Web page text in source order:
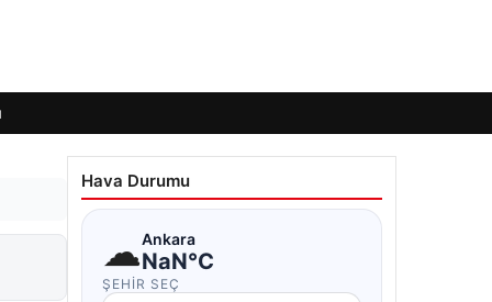
Hava Durumu
☁Ankara
NaN°C
ŞEHIR SEÇ